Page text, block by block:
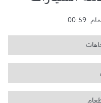
00:59